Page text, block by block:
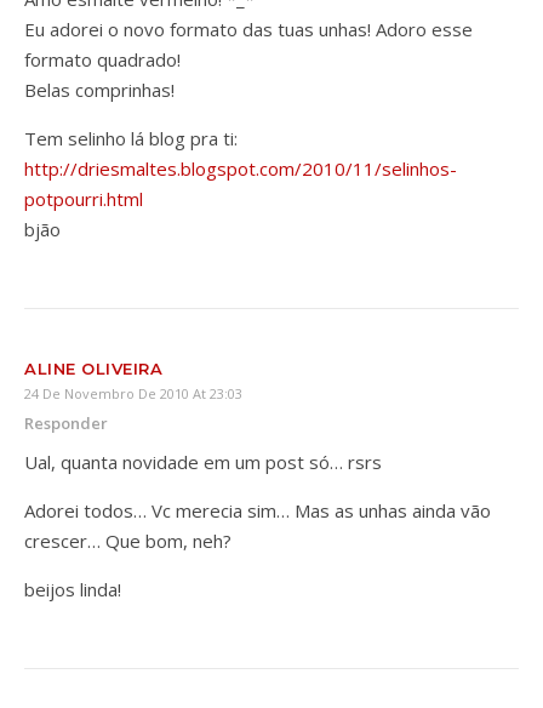
Eu adorei o novo formato das tuas unhas! Adoro esse
formato quadrado!
Belas comprinhas!
Tem selinho lá blog pra ti:
http://driesmaltes.blogspot.com/2010/11/selinhos-
potpourri.html
bjão
ALINE OLIVEIRA
24 De Novembro De 2010 At 23:03
Responder
Ual, quanta novidade em um post só… rsrs
Adorei todos… Vc merecia sim… Mas as unhas ainda vão
crescer… Que bom, neh?
beijos linda!